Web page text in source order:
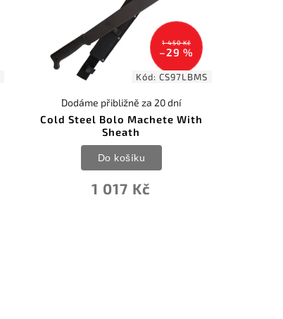
1 450 Kč
–29 %
Kód:CS97LBMS
Cold Steel Bolo Machete With
Sheath
Dodáme přibližně za 20 dní
1 017 Kč
Do košíku